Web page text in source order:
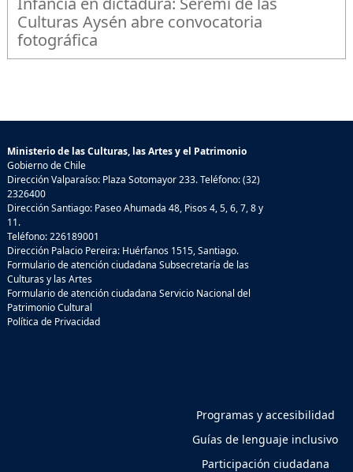
Culturas Aysén abre convocatoria
fotográfica
Ministerio de las Culturas, las Artes y el Patrimonio
Gobierno de Chile
Dirección Valparaíso: Plaza Sotomayor 233. Teléfono: (32)
2326400
Dirección Santiago: Paseo Ahumada 48, Pisos 4, 5, 6, 7, 8 y
11.
Teléfono: 226189001
Dirección Palacio Pereira: Huérfanos 1515, Santiago.
Formulario de atención ciudadana Subsecretaría de las
Culturas y las Artes
Formulario de atención ciudadana Servicio Nacional del
Patrimonio Cultural
Política de Privacidad
Programas y accesibilidad
Guías de lenguaje inclusivo
Participación ciudadana